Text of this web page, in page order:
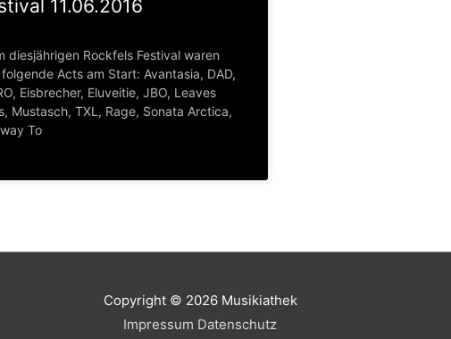
11.06.2016
diesjährigen Rockfels Festival waren
Acts am Start: Avantasia, DAD,
Eisbrecher, Eluveitie, JBO, Leaves
Mustasch, TXL, Rage, Sonata Arctica,
To
Copyright © 2026 Musikiathek
Impressum Datenschutz